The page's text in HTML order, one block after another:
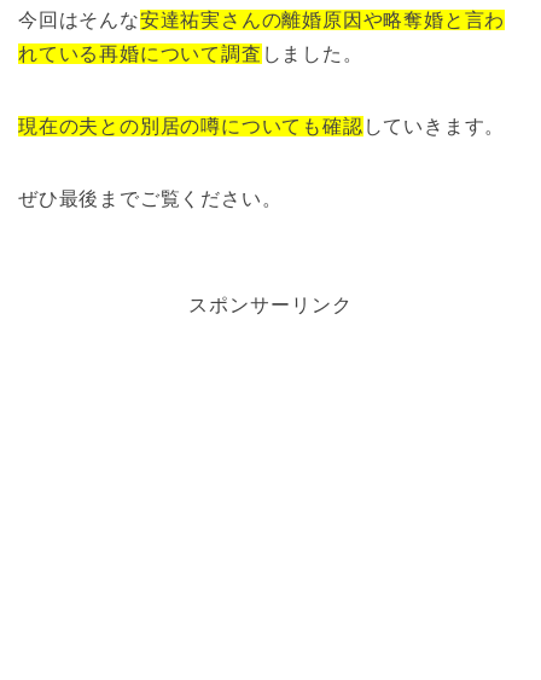
今回はそんな安達祐実さんの離婚原因や略奪婚と言わ
れている再婚について調査 しました。
現在の夫との別居の噂についても確認 していきます。
ぜひ最後までご覧ください。
スポンサーリンク